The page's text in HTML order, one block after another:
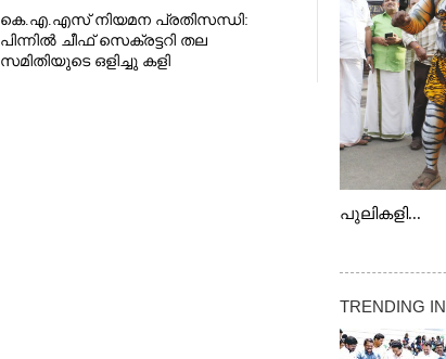
കെ.എ.എസ് നിയമന പ്രതിസന്ധി:
പിന്നിൽ ചീഫ് സെക്രട്ടറി തല
സമിതിയുടെ ഒളിച്ചു കളി
കടത്ത് വള്ളം
പുലികളി...
TRENDING IN